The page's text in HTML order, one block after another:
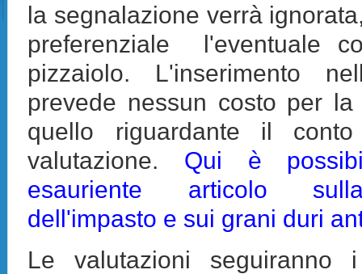
la segnalazione verrà
preferenziale l'eventuale
pizzaiolo. L'inserimento
prevede nessun costo per
quello riguardante il
valutazione. Qui è
esauriente articolo
dell'impasto e sui grani duri
Le valutazioni seguiranno